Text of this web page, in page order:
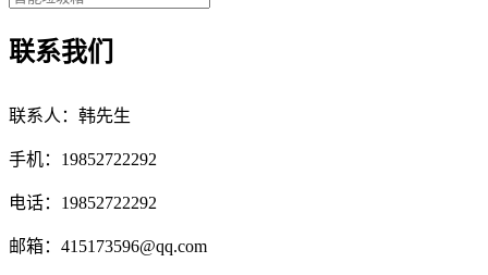
联系我们
联系人：韩先生
手机：19852722292
电话：19852722292
邮箱： 415173596@qq.com